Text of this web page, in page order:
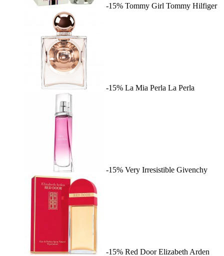
-15% Tommy Girl Tommy Hilfiger
-15% La Mia Perla La Perla
-15% Very Irresistible Givenchy
-15% Red Door Elizabeth Arden